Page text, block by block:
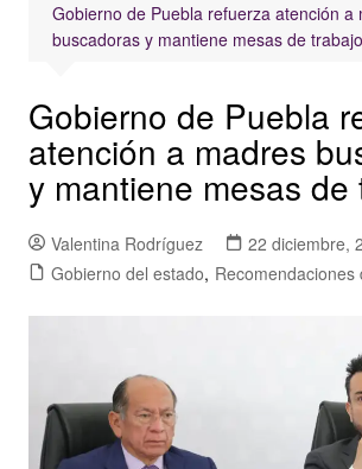
Gobierno de Puebla refuerza atención a
buscadoras y mantiene mesas de trabajo
Gobierno de Puebla
atención a madres
y mantiene mesas de
Valentina Rodríguez
22 diciembre,
Gobierno del estado, Recomendaciones